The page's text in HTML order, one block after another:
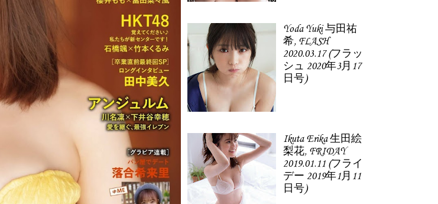
Yoda Yuki 与田祐
希, FLASH
2020.03.17 (フラッ
シュ 2020年3月17
日号)
Ikuta Erika 生田絵
梨花, FRIDAY
2019.01.11 (フライ
デー 2019年1月11
日号)